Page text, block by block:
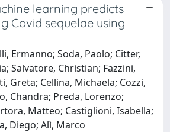
learning predicts
Covid sequelae using
Ermanno; Soda, Paolo; Citter,
Salvatore, Christian; Fazzini,
Greta; Cellina, Michaela; Cozzi,
Chandra; Preda, Lorenzo;
Matteo; Castiglioni, Isabella;
Diego; Alì, Marco